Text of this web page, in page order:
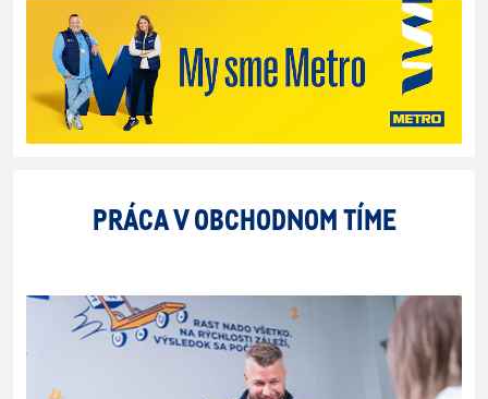
PRÁCA V OBCHODNOM TÍME